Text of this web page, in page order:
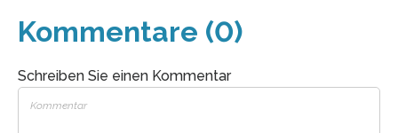
Kommentare (0)
Schreiben Sie einen Kommentar